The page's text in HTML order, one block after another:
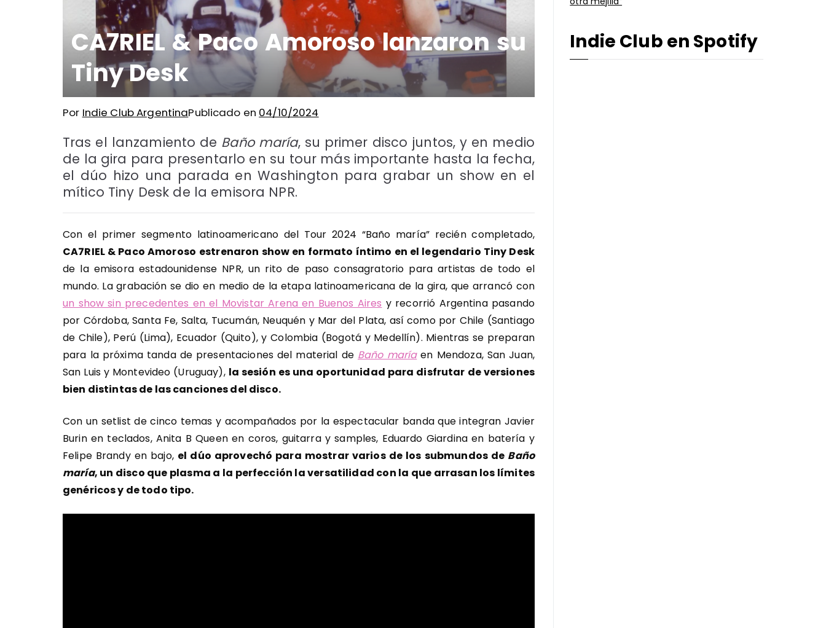
CA7RIEL & Paco Amoroso lanzaron su
Tiny Desk
Por Indie Club ArgentinaPublicado en 04/10/2024
Tras el lanzamiento de Baño maría, su primer disco juntos, y en medio
de la gira para presentarlo en su tour más importante hasta la fecha,
el dúo hizo una parada en Washington para grabar un show en el
mítico Tiny Desk de la emisora NPR.
Con el primer segmento latinoamericano del Tour 2024 “Baño maría” recién completado,
CA7RIEL & Paco Amoroso estrenaron show en formato íntimo en el legendario Tiny Desk
de la emisora estadounidense NPR, un rito de paso consagratorio para artistas de todo el
mundo. La grabación se dio en medio de la etapa latinoamericana de la gira, que arrancó con
un show sin precedentes en el Movistar Arena en Buenos Aires y recorrió Argentina pasando
por Córdoba, Santa Fe, Salta, Tucumán, Neuquén y Mar del Plata, así como por Chile (Santiago
de Chile), Perú (Lima), Ecuador (Quito), y Colombia (Bogotá y Medellín). Mientras se preparan
para la próxima tanda de presentaciones del material de Baño maríaen Mendoza, San Juan,
San Luis y Montevideo (Uruguay), la sesión es una oportunidad para disfrutar de versiones
bien distintas de las canciones del disco.
Con un setlist de cinco temas y acompañados por la espectacular banda que integran Javier
Burin en teclados, Anita B Queen en coros, guitarra y samples, Eduardo Giardina en batería y
Felipe Brandy en bajo, el dúo aprovechó para mostrar varios de los submundos de Baño
maría, un disco que plasma a la perfección la versatilidad con la que arrasan los límites
genéricos y de todo tipo.
Indie Club en Spotify